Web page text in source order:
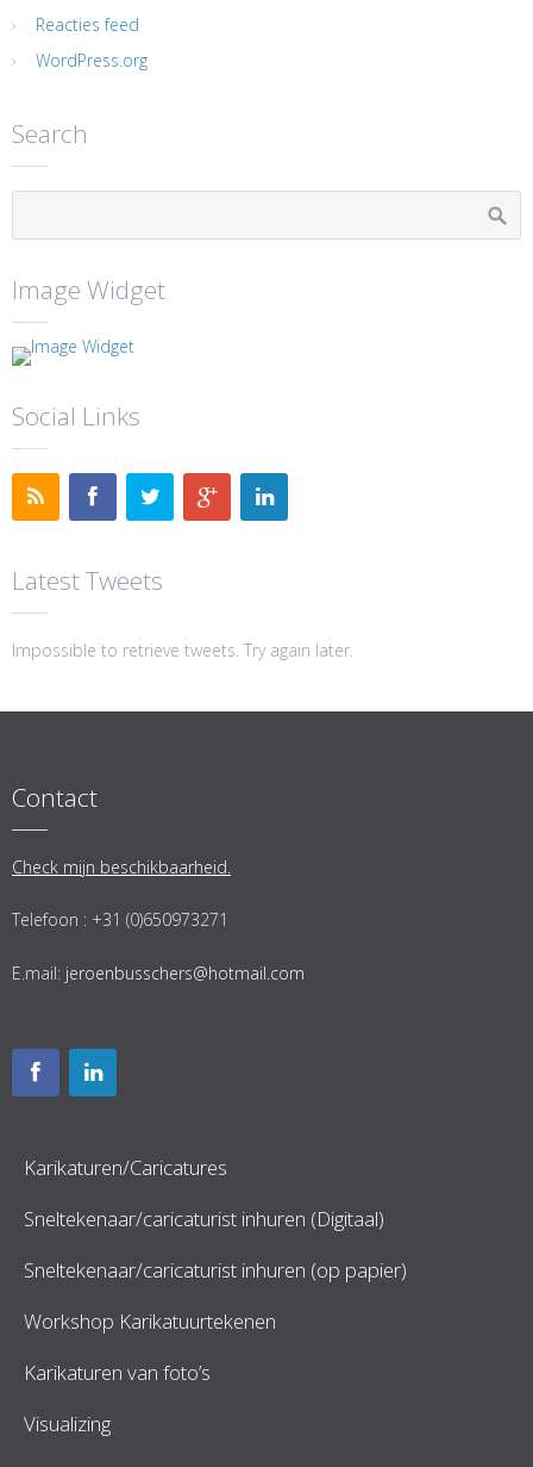
Reacties feed
WordPress.org
Search
Image Widget
Social Links
Latest Tweets
Impossible to retrieve tweets. Try again later.
Contact
Check mijn beschikbaarheid.
Telefoon : +31 (0)650973271
E.mail: jeroenbusschers@hotmail.com
Karikaturen/Caricatures
Sneltekenaar/caricaturist inhuren (Digitaal)
Sneltekenaar/caricaturist inhuren (op papier)
Workshop Karikatuurtekenen
Karikaturen van foto’s
Visualizing